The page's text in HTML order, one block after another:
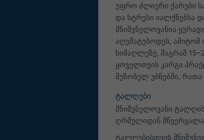
უფრო ძლიერი ქარები
და სტრესი იალქნებსა
მნიშვნელოვანია
აღემატებოდეს, ამიტომ
სიმაღლეზე, მაგრამ
ყოველთვის კარგი
მეზობელ უბნებში,
ტალღები
მნიშვნელოვანი
ღრმულიდან
ტალღებისთვის